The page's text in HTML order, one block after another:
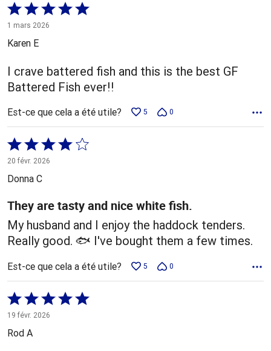
Coté
5 sur
5
1 mars 2026
Karen E
I crave battered fish and this is the best GF
Battered Fish ever!!
Est-ce que cela a été utile? 5 0
Coté
4 sur
5
20 févr. 2026
Donna C
They are tasty and nice white fish.
My husband and I enjoy the haddock tenders.
Really good. 🐟 I've bought them a few times.
Est-ce que cela a été utile? 5 0
Coté
5 sur
5
19 févr. 2026
Rod A